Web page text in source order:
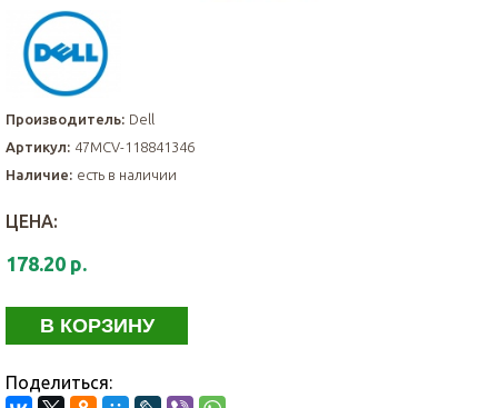
Производитель: Dell
Артикул: 47MCV-118841346
Наличие: есть в наличии
ЦЕНА:
178.20 р.
В КОРЗИНУ
Поделиться: